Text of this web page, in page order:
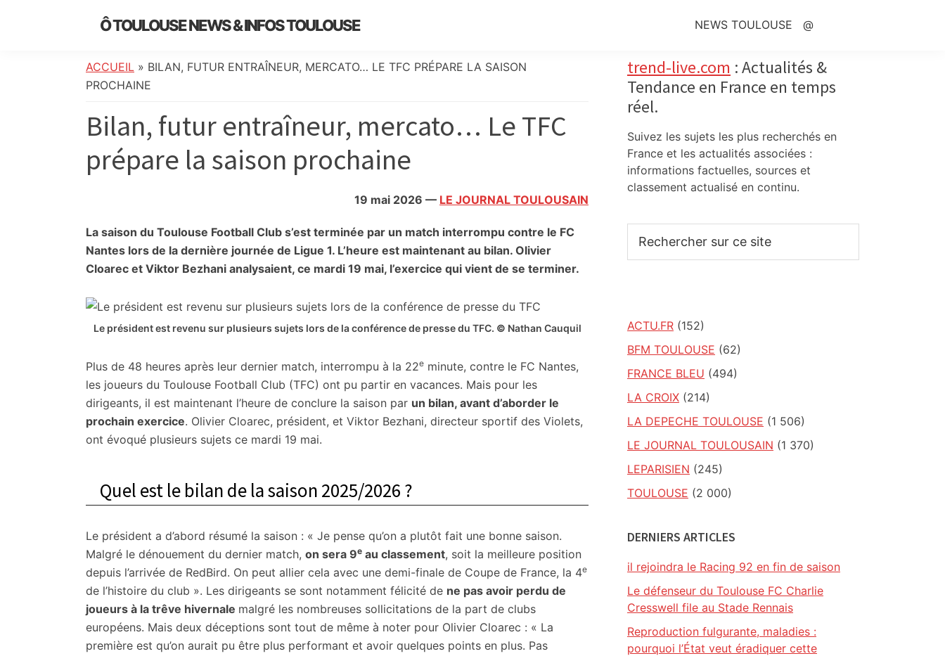
Ô TOULOUSE NEWS & INFOS TOULOUSE
de
l’actualité
info
locale,
société,
météo,
faits
initiatives
citoyennes
NEWS TOULOUSE @
ACCUEIL » BILAN, FUTUR ENTRAÎNEUR, MERCATO… LE TFC PRÉPARE LA SAISON
PROCHAINE
Bilan, futur entraîneur, mercato… Le TFC
prépare la saison prochaine
19 mai 2026 — LE JOURNAL TOULOUSAIN
La saison du Toulouse Football Club s’est terminée par un match interrompu contre le FC
Nantes lors de la dernière journée de Ligue 1. L’heure est maintenant au bilan. Olivier
Cloarec et Viktor Bezhani analysaient, ce mardi 19 mai, l’exercice qui vient de se terminer.
Le président est revenu sur plusieurs sujets lors de la conférence de presse du TFC. © Nathan Cauquil
Plus de 48 heures après leur dernier match, interrompu à la 22e minute, contre le FC Nantes,
les joueurs du Toulouse Football Club (TFC) ont pu partir en vacances. Mais pour les
dirigeants, il est maintenant l’heure de conclure la saison par un bilan, avant d’aborder le
prochain exercice. Olivier Cloarec, président, et Viktor Bezhani, directeur sportif des Violets,
ont évoqué plusieurs sujets ce mardi 19 mai.
Quel est le bilan de la saison 2025/2026 ?
Le président a d’abord résumé la saison : « Je pense qu’on a plutôt fait une bonne saison.
Malgré le dénouement du dernier match, on sera 9e au classement, soit la meilleure position
depuis l’arrivée de RedBird. On peut allier cela avec une demi-finale de Coupe de France, la 4e
de l’histoire du club ». Les dirigeants se sont notamment félicité de ne pas avoir perdu de
joueurs à la trêve hivernale malgré les nombreuses sollicitations de la part de clubs
européens. Mais deux déceptions sont tout de même à noter pour Olivier Cloarec : « La
première est qu’on aurait pu être plus performant et avoir quelques points en plus. Pas
Primary
Sidebar
trend-live.com : Actualités &
Tendance en France en temps
réel.
Suivez les sujets les plus recherchés en
France et les actualités associées :
informations factuelles, sources et
classement actualisé en continu.
sur
ACTU.FR (152)
BFM TOULOUSE (62)
FRANCE BLEU (494)
LA CROIX (214)
LA DEPECHE TOULOUSE (1 506)
LE JOURNAL TOULOUSAIN (1 370)
LEPARISIEN (245)
TOULOUSE (2 000)
DERNIERS ARTICLES
il rejoindra le Racing 92 en fin de saison
Le défenseur du Toulouse FC Charlie
Cresswell file au Stade Rennais
Reproduction fulgurante, maladies :
pourquoi l’État veut éradiquer cette